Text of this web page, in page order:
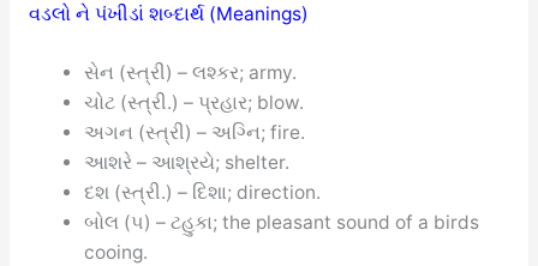
વડલો ને પંખીડાં શબ્દાર્થ (Meanings)
સેન (સ્ત્રી) – લશ્કર; army.
ચોટ (સ્ત્રી.) – પ્રહાર; blow.
અગન (સ્ત્રી) – અગ્નિ; fire.
આશરે – આશ્રયે; shelter.
દશ (સ્ત્રી.) – દિશા; direction.
બોલ (૫) – ટહુકા; the pleasant sound of a birds
cooing.